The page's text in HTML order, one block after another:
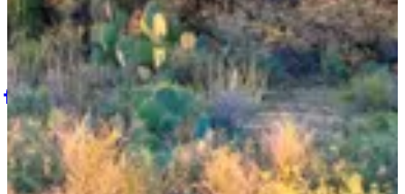
+
−
Leaflet
|© OpenStreetMapcontributors
هولا تاكوز